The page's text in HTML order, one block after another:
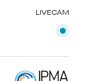
LIVECAM